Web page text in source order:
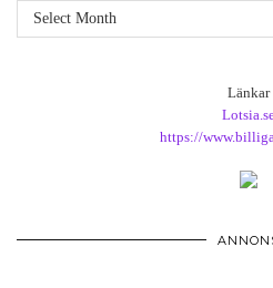
Arkiv
Länkar
https://